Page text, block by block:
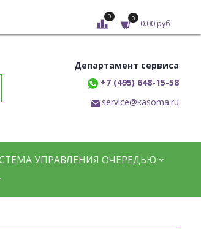
0 0
0.00 руб
Департамент сервиса
+7 (495) 648-15-58
service@kasoma.ru
УПРАВЛЕНИЯ ОЧЕРЕДЬЮ